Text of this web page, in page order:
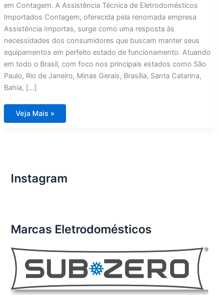
em Contagem. A Assistência Técnica de Eletrodomésticos
Importados Contagem, oferecida pela renomada empresa
Assistência Importas, surge como uma resposta às
necessidades dos consumidores que buscam manter seus
equipamentos em perfeito estado de funcionamento. Atuando
em todo o Brasil, com foco nos principais estados como São
Paulo, Rio de Janeiro, Minas Gerais, Brasília, Santa Catarina,
Bahia, […]
Assistência
Técnica
Veja Mais »
Instagram
Marcas Eletrodomésticos